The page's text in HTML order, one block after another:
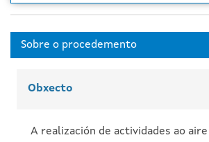
Obxecto
A realización de actividades ao